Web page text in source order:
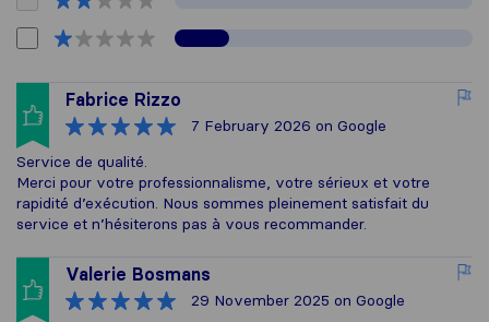
Fabrice Rizzo
7 February 2026 on Google
Service de qualité.
Merci pour votre professionnalisme, votre sérieux et votre
rapidité d’exécution. Nous sommes pleinement satisfait du
service et n’hésiterons pas à vous recommander.
Valerie Bosmans
29 November 2025 on Google